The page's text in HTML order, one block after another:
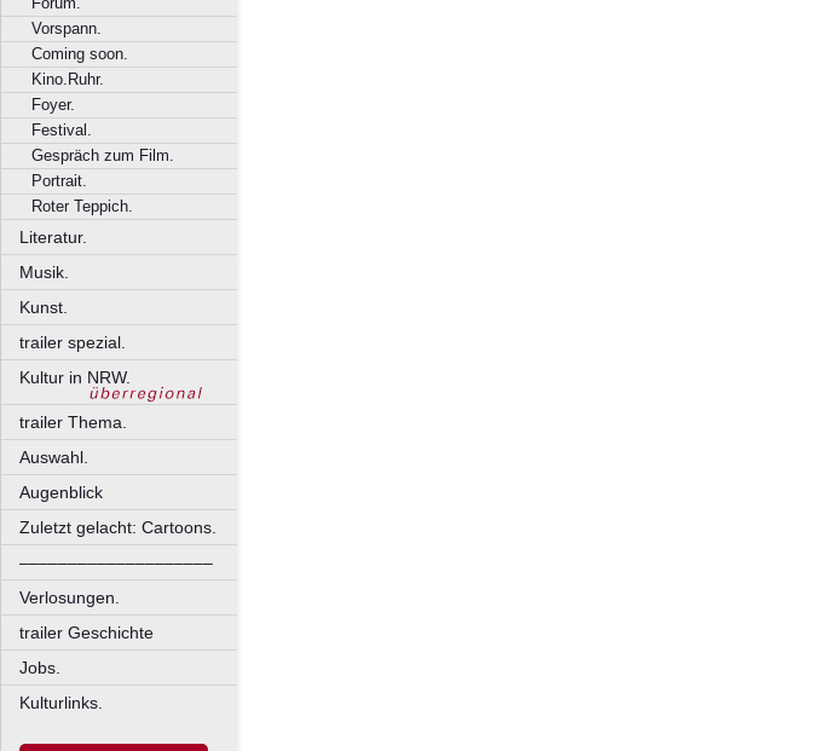
Vorspann.
Coming soon.
Kino.Ruhr.
Foyer.
Festival.
Gespräch zum Film.
Portrait.
Roter Teppich.
Literatur.
Musik.
Kunst.
trailer spezial.
Kultur in NRW.
trailer Thema.
Auswahl.
Augenblick
Zuletzt gelacht: Cartoons.
––––––––––––––––––––
Verlosungen.
trailer Geschichte
Jobs.
Kulturlinks.